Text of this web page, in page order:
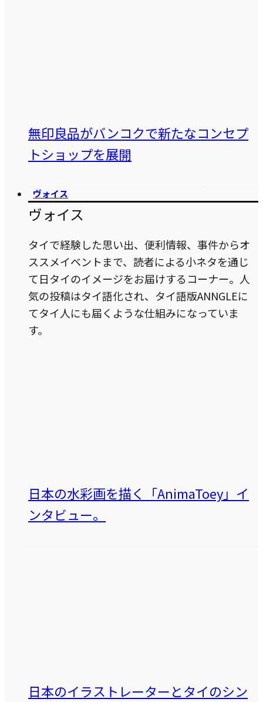
無印良品がバンコクで新たなコンセプ
トショップを展開
ヴォイス
ヴォイス
タイで経験した思い出、便利情報、事件からオ
ススメイベントまで、読者による小ネタを通じ
て日タイのイメージをお届けするコーナー。人
気の投稿はタイ語化され、タイ語版ANNGLEに
てタイ人にも届くような仕組みになっていま
す。
日本の水彩画を描く「AnimaToey」イ
ンタビュー。
日本のイラストレーターとタイのシン